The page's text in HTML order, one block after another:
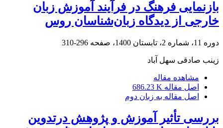
بازنمایی فرهنگ در فرآیند آموزش زبان
خارجی از دیدگاه زبان‌شناسان روس
دوره 11، شماره 2، تابستان 1400، صفحه 296-310
زینب صادقی سهل آباد
مشاهده مقاله
اصل مقاله 686.23 K
اصل مقاله به زبان دوم
بررسی تأثیر آموزش و پژوهش درتدوین